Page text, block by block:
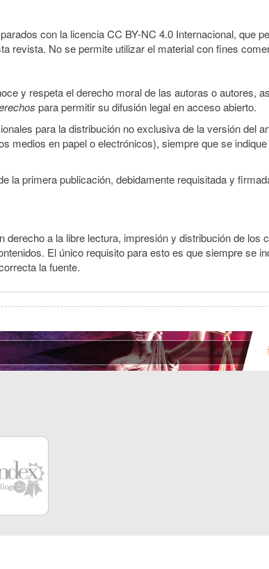
con la licencia CC BY-NC 4.0 Internacional, que
revista. No se permite utilizar el material con fines
y respeta el derecho moral de las autoras o autores,
para permitir su difusión legal en acceso abierto.
para la distribución no exclusiva de la versión del
medios en papel o electrónicos), siempre que se
la primera publicación, debidamente requisitada y
a la libre lectura, impresión y distribución de los
El único requisito para esto es que siempre se
la fuente.